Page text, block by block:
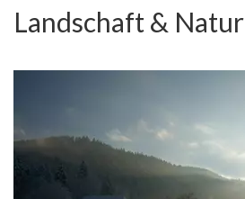
Landschaft & Natur